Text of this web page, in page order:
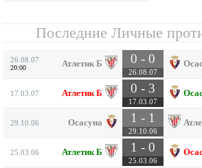
Последние Личные
26.08.07
20:00 Атлетик Б 0 - 0
26.08.07
17.03.07 Атлетик Б 0 - 3
17.03.07
29.10.06 Осасуна 1 - 1
29.10.06
25.03.06 Атлетик Б 1 - 0
25.03.06